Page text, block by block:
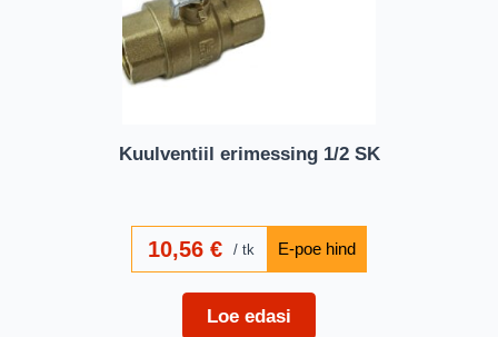
Kuulventiil erimessing 1/2 SK
10,56 € tk
Loe edasi